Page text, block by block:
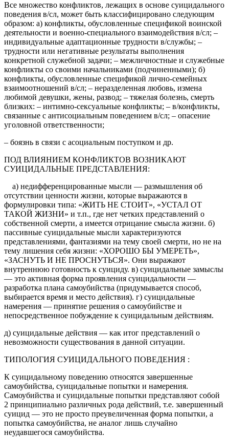
Все множество конфликтов, лежащих в основе суицидального
поведения в/сл, может быть классифицировано следующим
образом: а) конфликты, обусловленные спецификой воинской
деятельности и военно-специального взаимодействия в/сл; –
индивидуальные адаптационные трудности в/службы; –
трудности или негативные результаты выполнения
конкретной служебной задачи; – межличностные и служебные
конфликты со своими начальниками (подчиненными); б)
конфликты, обусловленные спецификой лично-семейных
взаимоотношений в/сл; – неразделенная любовь, измена
любимой девушки, жены, развод; – тяжелая болезнь, смерть
близких: – интимно-сексуальные конфликты; – в/конфликты,
связанные с антисоциальным поведением в/сл; – опасение
уголовной ответственности;
– боязнь в связи с асоциальным поступком и др.
ПОД ВЛИЯНИЕМ КОНФЛИКТОВ ВОЗНИКАЮТ
СУИЦИДАЛЬНЫЕ ПРЕДСТАВЛЕНИЯ:
а) недифференцированные мысли — размышления об
отсутствии ценности жизни, которые выражаются в
формулировки типа: «ЖИТЬ НЕ СТОИТ», «УСТАЛ ОТ
ТАКОЙ ЖИЗНИ» и т.п., где нет четких представлений о
собственной смерти, а имеется отрицание смысла жизни. б)
пассивные суицидальные мысли характеризуются
представлениями, фантазиями на тему своей смерти, но не на
тему лишения себя жизни: «ХОРОШО БЫ УМЕРЕТЬ»,
«ЗАСНУТЬ И НЕ ПРОСНУТЬСЯ». Они выражают
внутреннюю готовность к суициду. в) суицидальные замыслы
— это активная форма проявления суицидальности —
разработка плана самоубийства (придумывается способ,
выбирается время и место действия). г) суицидальные
намерения — принятие решения о самоубийстве и
непосредственное побуждение к суицидальным действиям.
д) суицидальные действия — как итог представлений о
невозможности существования в данной ситуации.
ТИПОЛОГИЯ СУИЦИДАЛЬНОГО ПОВЕДЕНИЯ :
К суицидальному поведению относятся завершенные
самоубийства, суицидальные попытки и намерения.
Самоубийства и суицидальные попытки представляют собой
2 принципиально различных рода действий, т.е. завершенный
суицид — это не просто преувеличенная форма попытки, а
попытка самоубийства, не аналог лишь случайно
неудавшегося самоубийства.